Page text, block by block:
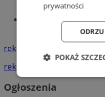
Tworzenie
reklama
reklama
Ogłoszenia
prywatności
POKAŻ
Niezbędne